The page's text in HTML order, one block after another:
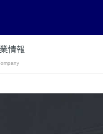
情報